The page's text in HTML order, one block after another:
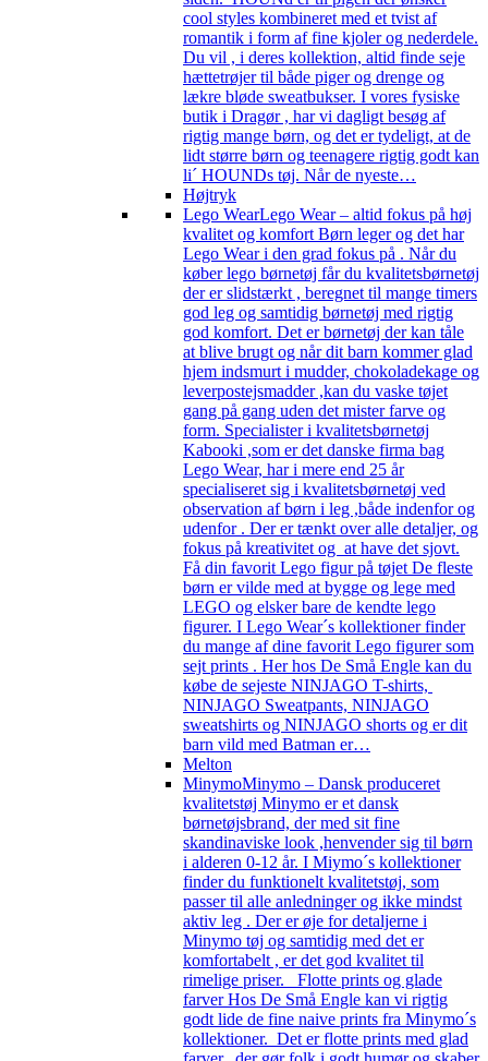
cool styles kombineret med et tvist af
romantik i form af fine kjoler og nederdele.
Du vil , i deres kollektion, altid finde seje
hættetrøjer til både piger og drenge og
lækre bløde sweatbukser. I vores fysiske
butik i Dragør , har vi dagligt besøg af
rigtig mange børn, og det er tydeligt, at de
lidt større børn og teenagere rigtig godt kan
li´ HOUNDs tøj. Når de nyeste…
Højtryk
Lego WearLego Wear – altid fokus på høj
kvalitet og komfort Børn leger og det har
Lego Wear i den grad fokus på . Når du
køber lego børnetøj får du kvalitetsbørnetøj
der er slidstærkt , beregnet til mange timers
god leg og samtidig børnetøj med rigtig
god komfort. Det er børnetøj der kan tåle
at blive brugt og når dit barn kommer glad
hjem indsmurt i mudder, chokoladekage og
leverpostejsmadder ,kan du vaske tøjet
gang på gang uden det mister farve og
form. Specialister i kvalitetsbørnetøj
Kabooki ,som er det danske firma bag
Lego Wear, har i mere end 25 år
specialiseret sig i kvalitetsbørnetøj ved
observation af børn i leg ,både indenfor og
udenfor . Der er tænkt over alle detaljer, og
fokus på kreativitet og at have det sjovt.
Få din favorit Lego figur på tøjet De fleste
børn er vilde med at bygge og lege med
LEGO og elsker bare de kendte lego
figurer. I Lego Wear´s kollektioner finder
du mange af dine favorit Lego figurer som
sejt prints . Her hos De Små Engle kan du
købe de sejeste NINJAGO T-shirts,
NINJAGO Sweatpants, NINJAGO
sweatshirts og NINJAGO shorts og er dit
barn vild med Batman er…
Melton
MinymoMinymo – Dansk produceret
kvalitetstøj Minymo er et dansk
børnetøjsbrand, der med sit fine
skandinaviske look ,henvender sig til børn
i alderen 0-12 år. I Miymo´s kollektioner
finder du funktionelt kvalitetstøj, som
passer til alle anledninger og ikke mindst
aktiv leg . Der er øje for detaljerne i
Minymo tøj og samtidig med det er
komfortabelt , er det god kvalitet til
rimelige priser. Flotte prints og glade
farver Hos De Små Engle kan vi rigtig
godt lide de fine naive prints fra Minymo´s
kollektioner. Det er flotte prints med glad